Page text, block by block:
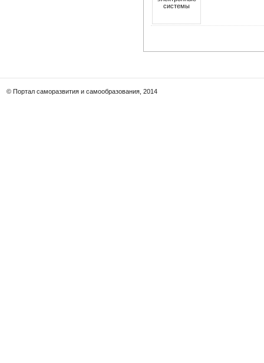
© Портал саморазвития и самообразования, 2014